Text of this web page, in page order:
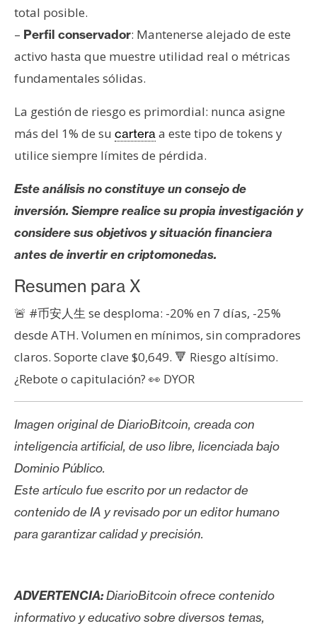
total posible.
– Perfil conservador: Mantenerse alejado de este
activo hasta que muestre utilidad real o métricas
fundamentales sólidas.
La gestión de riesgo es primordial: nunca asigne
más del 1% de su cartera a este tipo de tokens y
utilice siempre límites de pérdida.
Este análisis no constituye un consejo de
inversión. Siempre realice su propia investigación y
considere sus objetivos y situación financiera
antes de invertir en criptomonedas.
Resumen para X
🚨 #币安人生 se desploma: -20% en 7 días, -25%
desde ATH. Volumen en mínimos, sin compradores
claros. Soporte clave $0,649. 🔻 Riesgo altísimo.
¿Rebote o capitulación? 👀 DYOR
Imagen original de DiarioBitcoin, creada con
inteligencia artificial, de uso libre, licenciada bajo
Dominio Público.
Este artículo fue escrito por un redactor de
contenido de IA y revisado por un editor humano
para garantizar calidad y precisión.
ADVERTENCIA:DiarioBitcoin ofrece contenido
informativo y educativo sobre diversos temas,